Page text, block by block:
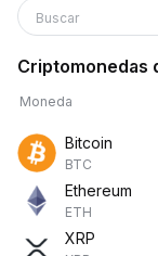
Buscar
Criptomonedas
Moneda
Bitcoin
BTC
Ethereum
ETH
XRP